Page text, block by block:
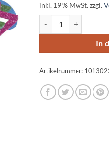
inkl. 19 % MwSt.zzgl.
In
Artikelnummer: